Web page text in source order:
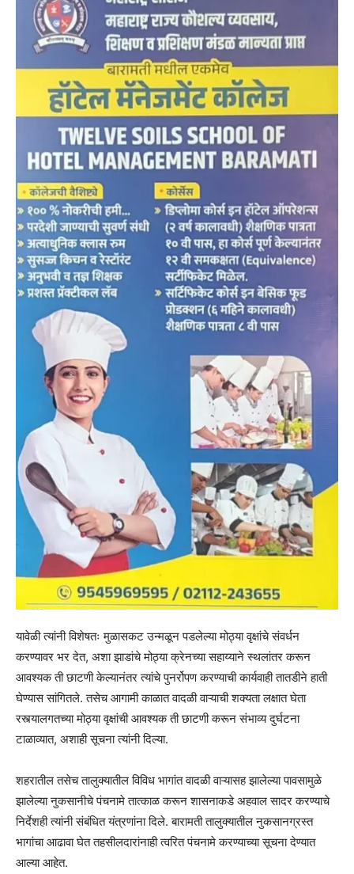
यावेळी त्यांनी विशेषतः मुळासकट उन्मळून पडलेल्या मोठ्या वृक्षांचे संवर्धन
करण्यावर भर देत, अशा झाडांचे मोठ्या क्रेनच्या सहाय्याने स्थलांतर करून
आवश्यक ती छाटणी केल्यानंतर त्यांचे पुनर्रोपण करण्याची कार्यवाही तातडीने हाती
घेण्यास सांगितले. तसेच आगामी काळात वादळी वाऱ्याची शक्यता लक्षात घेता
रस्त्यालगतच्या मोठ्या वृक्षांची आवश्यक ती छाटणी करून संभाव्य दुर्घटना
टाळाव्यात, अशाही सूचना त्यांनी दिल्या.
शहरातील तसेच तालुक्यातील विविध भागांत वादळी वाऱ्यासह झालेल्या पावसामुळे
झालेल्या नुकसानीचे पंचनामे तात्काळ करून शासनाकडे अहवाल सादर करण्याचे
निर्देशही त्यांनी संबंधित यंत्रणांना दिले. बारामती तालुक्यातील नुकसानग्रस्त
भागांचा आढावा घेत तहसीलदारांनाही त्वरित पंचनामे करण्याच्या सूचना देण्यात
आल्या आहेत.